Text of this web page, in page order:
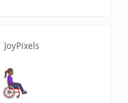
JoyPixels